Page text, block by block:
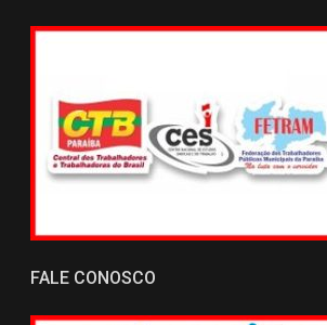
FALE CONOSCO